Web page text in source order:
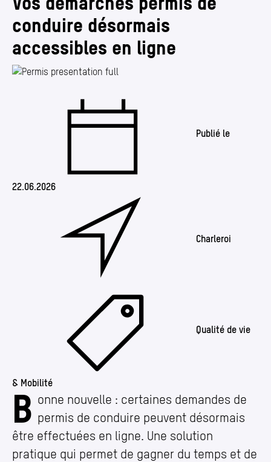
Annuaire
Media center
Mes démarches
conduire désormais
accessibles en ligne
Publié le
22.06.2026
Charleroi
Qualité de vie
& Mobilité
Vos démarches permis de conduire désormais
B onne nouvelle : certaines demandes de
permis de conduire peuvent désormais
être effectuées en ligne. Une solution
pratique qui permet de gagner du temps et de